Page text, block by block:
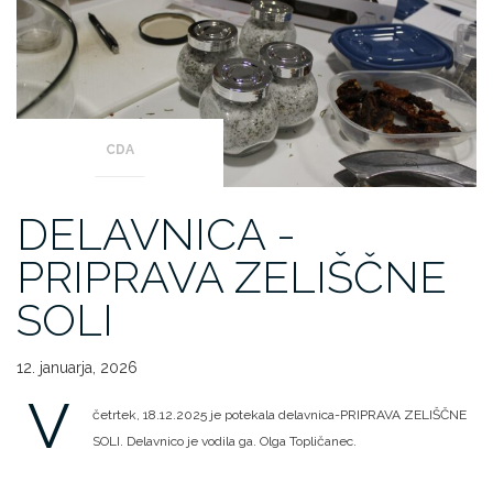
CDA
DELAVNICA -
PRIPRAVA ZELIŠČNE
SOLI
12. januarja, 2026
V
četrtek, 18.12.2025 je potekala delavnica-PRIPRAVA ZELIŠČNE
SOLI. Delavnico je vodila ga. Olga Topličanec.